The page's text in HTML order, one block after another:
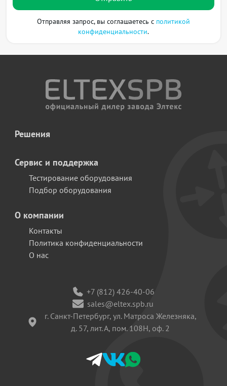
Отправляя запрос, вы соглашаетесь с политикой
конфиденциальности.
+7 (812) 426-40-06
sales@eltex.spb.ru
г. Санкт-Петербург, ул. Матроса Железняка,
д. 57, лит. А, пом. 108Н, оф. 2
Решения
Сервис и поддержка
Тестирование оборудования
Подбор оборудования
О компании
Контакты
Политика конфиденциальности
О нас